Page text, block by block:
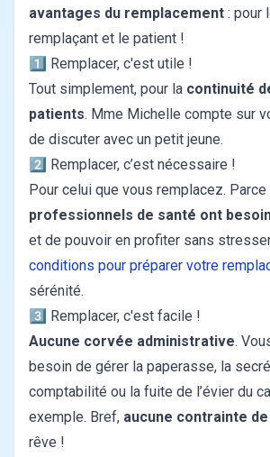
avantages du remplacement : pour
remplaçant et le patient !
1️⃣ Remplacer, c'est utile !
Tout simplement, pour la continuité
patients. Mme Michelle compte sur
de discuter avec un petit jeune.
2️⃣ Remplacer, c’est nécessaire !
Pour celui que vous remplacez. Parce
professionnels de santé ont
et de pouvoir en profiter sans
conditions pour préparer votre
sérénité.
3️⃣ Remplacer, c'est facile !
Aucune corvée administrative.
besoin de gérer la paperasse, la
comptabilité ou la fuite de l’évier du
exemple. Bref, aucune contrainte
rêve !